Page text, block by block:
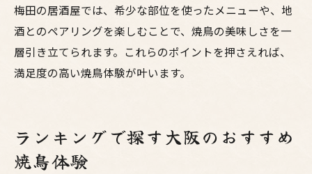
梅田の居酒屋では、希少な部位を使ったメニューや、地
酒とのペアリングを楽しむことで、焼鳥の美味しさを一
層引き立てられます。これらのポイントを押さえれば、
満足度の高い焼鳥体験が叶います。
ランキングで探す大阪のおすすめ
焼鳥体験